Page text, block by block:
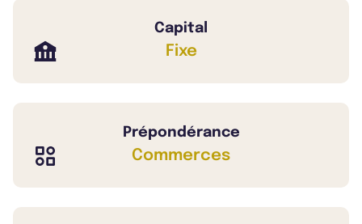
Capital
Fixe
Prépondérance
Commerces